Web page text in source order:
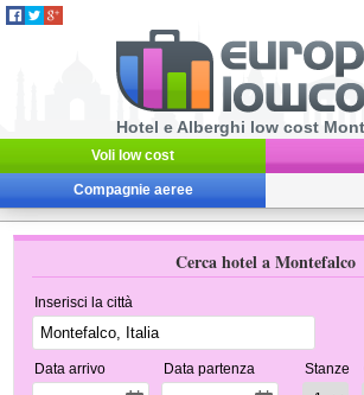
Hotel e Alberghi low cost
Voli low cost
Compagnie aeree
Cerca hotel a Montefalco
Inserisci la città
Data arrivo Data partenza Stanze